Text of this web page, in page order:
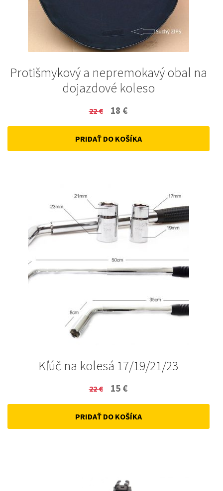
Protišmykový a nepremokavý obal na
dojazdové koleso
22€
Original
price
was:
18 €
price
is:
PRIDAŤ DO KOŠÍKA
Kľúč na kolesá 17/19/21/23
22€
Original
price
was:
15 €
price
is:
PRIDAŤ DO KOŠÍKA